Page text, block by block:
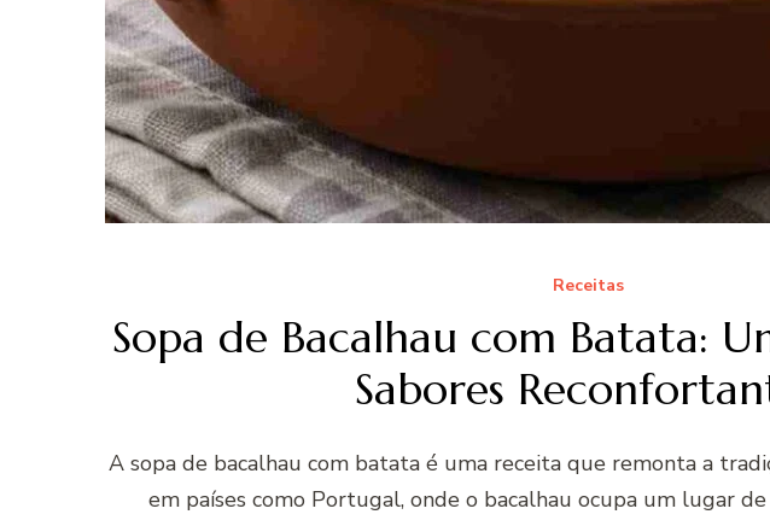
Receitas
Sopa de Bacalhau com Batata:
Sabores
A sopa de bacalhau com batata é uma receita que remonta a
em países como Portugal, onde o bacalhau ocupa um lugar